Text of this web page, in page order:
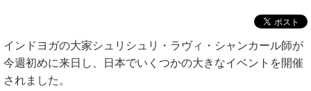
インドヨガの大家シュリシュリ・ラヴィ・シャンカール師が
今週初めに来日し、日本でいくつかの大きなイベントを開催
されました。